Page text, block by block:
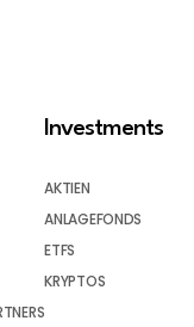
Investments
AKTIEN
ANLAGEFONDS
ETFS
KRYPTOS